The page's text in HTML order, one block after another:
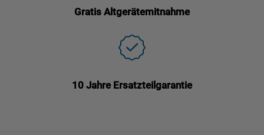
Gratis Altgerätemitnahme
10 Jahre Ersatzteilgarantie